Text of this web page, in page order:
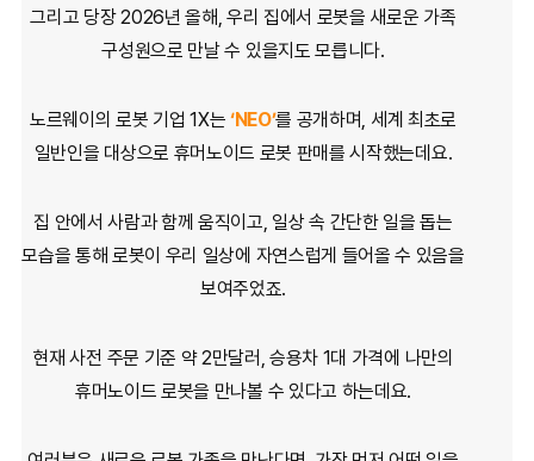
그리고 당장 2026년 올해, 우리 집에서 로봇을 새로운 가족
구성원으로 만날 수 있을지도 모릅니다.
노르웨이의 로봇 기업 1X는 ‘NEO’를 공개하며, 세계 최초로
일반인을 대상으로 휴머노이드 로봇 판매를 시작했는데요.
집 안에서 사람과 함께 움직이고, 일상 속 간단한 일을 돕는
모습을 통해로봇이 우리 일상에 자연스럽게 들어올 수 있음을
보여주었죠.
현재 사전 주문 기준 약 2만달러, 승용차 1대 가격에 나만의
휴머노이드 로봇을 만나볼 수 있다고 하는데요.